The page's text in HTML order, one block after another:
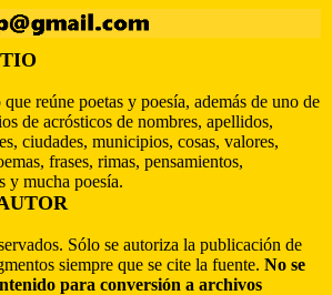
reúne poetas y poesía, además de uno de
de acrósticos de nombres, apellidos,
ciudades, municipios, cosas, valores,
frases, rimas, pensamientos,
y mucha poesía.
Sólo se autoriza la publicación de
siempre que se cite la fuente. No se
para conversión a archivos